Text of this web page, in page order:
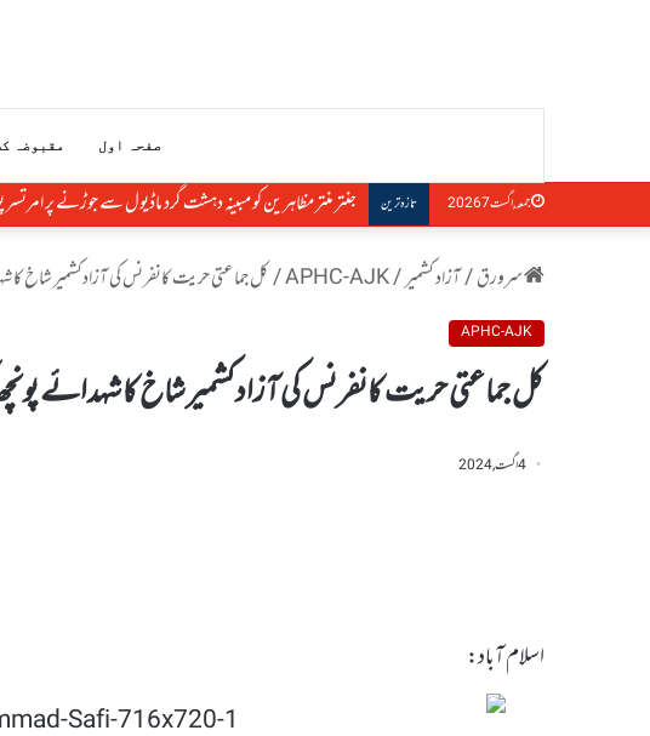
صفحہ اول مقبوضہ
جمعہ, اگست 7 2026 تازہ ترین جنتر منتر مظاہرین کو مبینہ دہشت گرد ماڈیول سے جوڑنے پر امرتسر
سرورق/آزاد کشمیر/
APHC-AJK
/کل جماعتی حریت کانفرنس کی آزادکشمیر شاخ
APHC-AJK
کل جماعتی حریت کانفرنس کی آزادکشمیر شاخ کا شہدائے
4 اگست, 2024
اسلام آباد: